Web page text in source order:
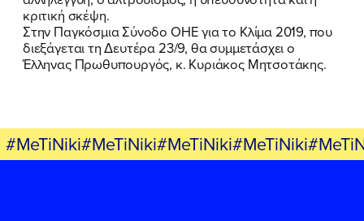
κριτική σκέψη.
Στην Παγκόσμια Σύνοδο ΟΗΕ για το Κλίμα 2019, που
διεξάγεται τη Δευτέρα 23/9, θα συμμετάσχει ο
Έλληνας Πρωθυπουργός, κ. Κυριάκος Μητσοτάκης.